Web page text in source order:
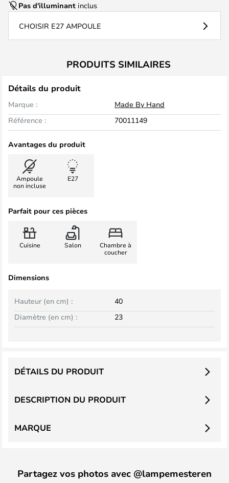
Pas d'illuminant inclus
CHOISIR E27 AMPOULE
PRODUITS SIMILAIRES
Détails du produit
Marque :
Made By Hand
Référence :
70011149
Avantages du produit
Ampoule
non incluse
E27
Parfait pour ces pièces
Cuisine Salon
Chambre à
coucher
Dimensions
Hauteur (en cm) :
40
Diamètre (en cm) :
23
DESCRIPTION DU PRODUIT
DÉTAILS DU PRODUIT
MARQUE
Partagez vos photos avec @lampemesteren